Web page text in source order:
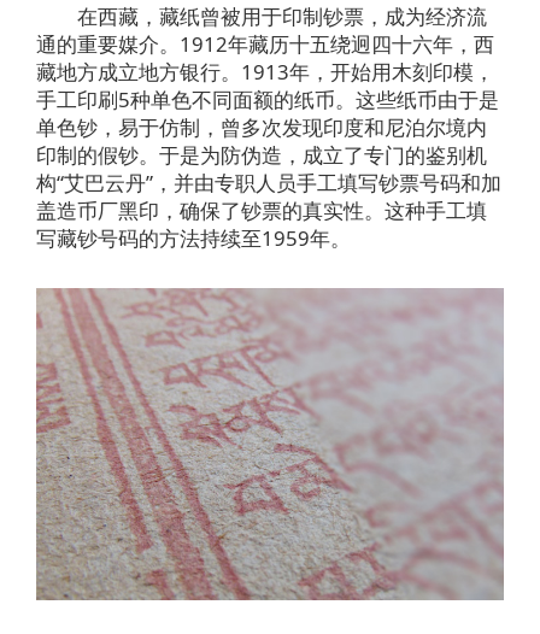
在西藏，藏纸曾被用于印制钞票，成为经济流
通的重要媒介。1912年藏历十五绕迥四十六年，西
藏地方成立地方银行。1913年，开始用木刻印模，
手工印刷5种单色不同面额的纸币。这些纸币由于是
单色钞，易于仿制，曾多次发现印度和尼泊尔境内
印制的假钞。于是为防伪造，成立了专门的鉴别机
构“艾巴云丹”，并由专职人员手工填写钞票号码和加
盖造币厂黑印，确保了钞票的真实性。这种手工填
写藏钞号码的方法持续至1959年。